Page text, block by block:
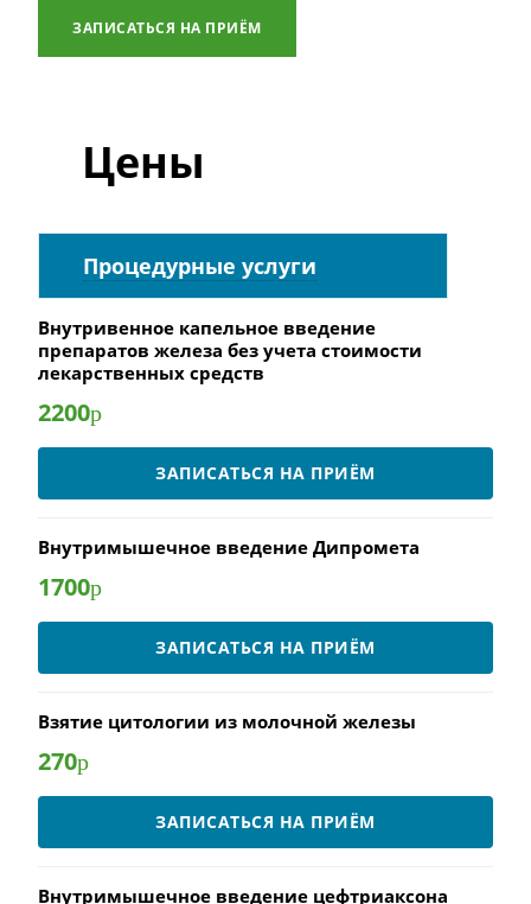
ЗАПИСАТЬСЯ НА ПРИЁМ
Цены
Процедурные услуги
Внутривенное капельное введение
препаратов железа без учета стоимости
лекарственных средств
2200р
ЗАПИСАТЬСЯ НА ПРИЁМ
Внутримышечное введение Дипромета
1700р
ЗАПИСАТЬСЯ НА ПРИЁМ
Взятие цитологии из молочной железы
270р
ЗАПИСАТЬСЯ НА ПРИЁМ
Внутримышечное введение цефтриаксона